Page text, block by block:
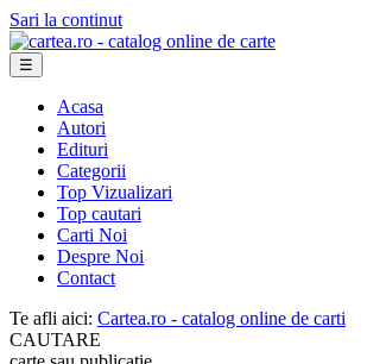
Sari la continut
☰
Acasa
Autori
Edituri
Categorii
Top Vizualizari
Top cautari
Carti Noi
Despre Noi
Contact
Te afli aici: Cartea.ro - catalog online de carti
CAUTARE